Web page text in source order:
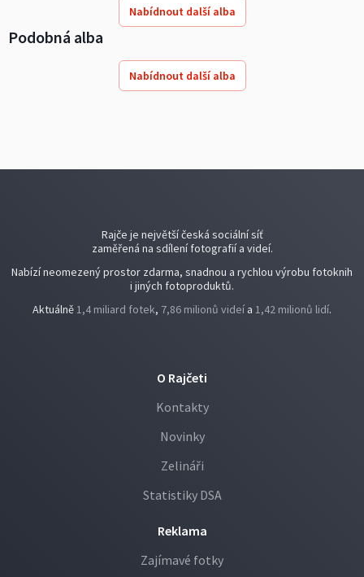
Nabídnout další alba
Podobná alba
Nabídnout další alba
Rajče je největší česká sociální síť
zaměřená na sdílení fotografií a videí.
Nabízí neomezený prostor zdarma, snadnou a rychlou výrobu fotoknih
i jiných fotoproduktů.
Aktuálně1,4 miliard fotek, 7,86 milionů videí a 1,42 milionů lidí.
O Rajčeti
Kontakty
Novinky
Zelináři
Statistiky DSA
Reklama
Zajímavé fotky